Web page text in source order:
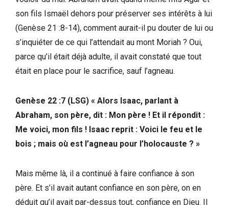
son fils Ismaël dehors pour préserver ses intérêts à lui
(Genèse 21 :8-14), comment aurait-il pu douter de lui ou
s’inquiéter de ce qui l’attendait au mont Moriah ? Oui,
parce qu’il était déjà adulte, il avait constaté que tout
était en place pour le sacrifice, sauf l’agneau.
Genèse 22 :7 (LSG) « Alors Isaac, parlant à
Abraham, son père, dit : Mon père ! Et il répondit :
Me voici, mon fils ! Isaac reprit : Voici le feu et le
bois ; mais où est l’agneau pour l’holocauste ? »
Mais même là, il a continué à faire confiance à son
père. Et s’il avait autant confiance en son père, on en
déduit qu’il avait par-dessus tout, confiance en Dieu. Il